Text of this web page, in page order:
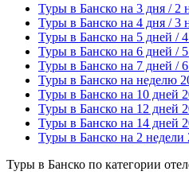
Туры в Банско на 3 дня / 2
Туры в Банско на 4 дня / 3
Туры в Банско на 5 дней /
Туры в Банско на 6 дней /
Туры в Банско на 7 дней /
Туры в Банско на неделю
Туры в Банско на 10 дней
Туры в Банско на 12 дней
Туры в Банско на 14 дней
Туры в Банско на 2 недели
Туры в Банско по категории